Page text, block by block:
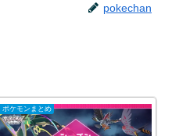
pokechan
ポケモンまとめ